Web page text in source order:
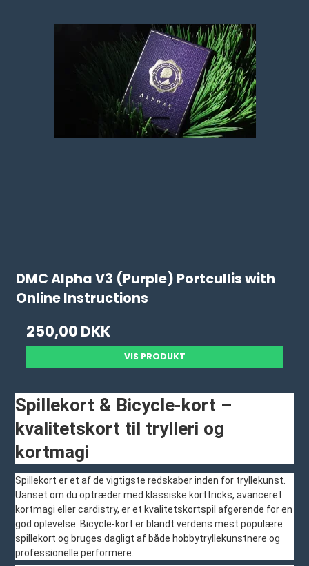
DMC Alpha V3 (Purple) Portcullis with
Online Instructions
250,00 DKK
VIS PRODUKT
Spillekort & Bicycle-kort –
kvalitetskort til trylleri og
kortmagi
Spillekort er et af de vigtigste redskaber inden for tryllekunst.
Uanset om du optræder med klassiske korttricks, avanceret
kortmagi eller cardistry, er et kvalitetskortspil afgørende for en
god oplevelse. Bicycle-kort er blandt verdens mest populære
spillekort og bruges dagligt af både hobbytryllekunstnere og
professionelle performere.